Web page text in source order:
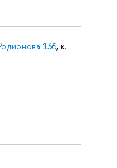
136, к.